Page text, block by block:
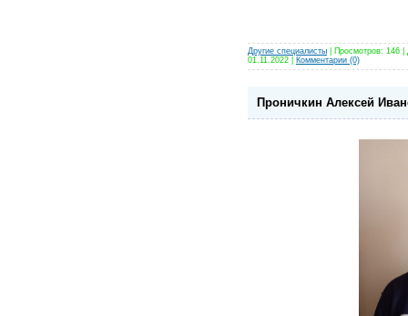
Другие специалисты | Просмотров: 146
01.11.2022
Комментарии (0)
Проничкин Алексей